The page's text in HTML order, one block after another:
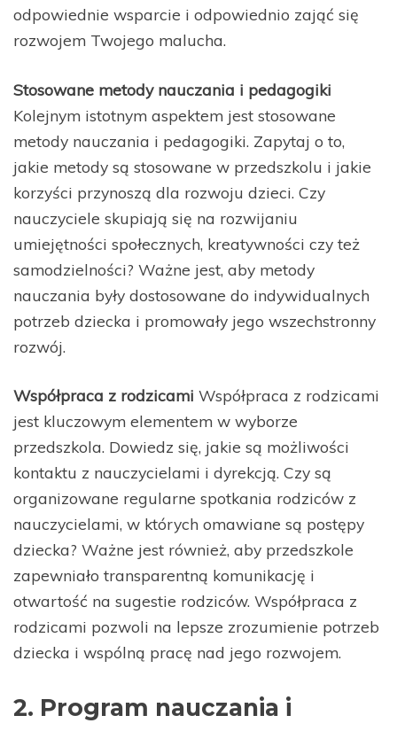
odpowiednie wsparcie i odpowiednio zająć się
rozwojem Twojego malucha.
Stosowane metody nauczania i pedagogiki
Kolejnym istotnym aspektem jest stosowane
metody nauczania i pedagogiki. Zapytaj o to,
jakie metody są stosowane w przedszkolu i jakie
korzyści przynoszą dla rozwoju dzieci. Czy
nauczyciele skupiają się na rozwijaniu
umiejętności społecznych, kreatywności czy też
samodzielności? Ważne jest, aby metody
nauczania były dostosowane do indywidualnych
potrzeb dziecka i promowały jego wszechstronny
rozwój.
Współpraca z rodzicami Współpraca z rodzicami
jest kluczowym elementem w wyborze
przedszkola. Dowiedz się, jakie są możliwości
kontaktu z nauczycielami i dyrekcją. Czy są
organizowane regularne spotkania rodziców z
nauczycielami, w których omawiane są postępy
dziecka? Ważne jest również, aby przedszkole
zapewniało transparentną komunikację i
otwartość na sugestie rodziców. Współpraca z
rodzicami pozwoli na lepsze zrozumienie potrzeb
dziecka i wspólną pracę nad jego rozwojem.
2. Program nauczania i